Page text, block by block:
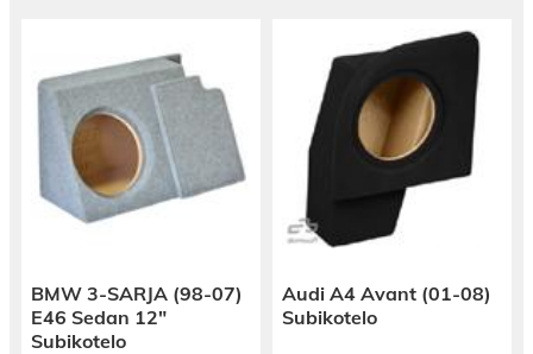
BMW 3-SARJA (98-07)
E46 Sedan 12″
Subikotelo
Audi A4 Avant (01-08)
Subikotelo